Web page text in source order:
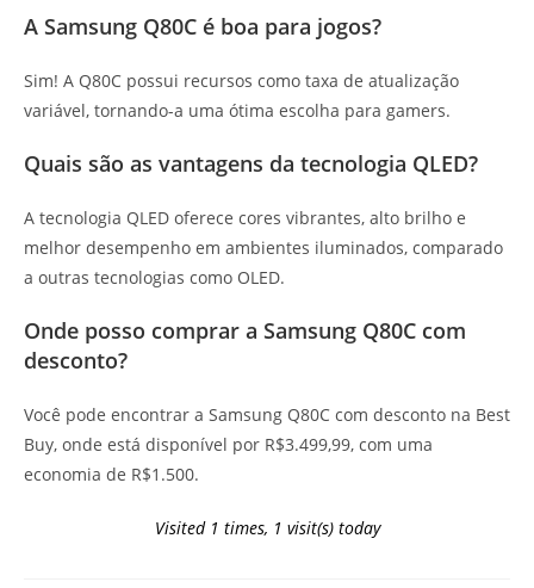
A Samsung Q80C é boa para jogos?
Sim! A Q80C possui recursos como taxa de atualização
variável, tornando-a uma ótima escolha para gamers.
Quais são as vantagens da tecnologia QLED?
A tecnologia QLED oferece cores vibrantes, alto brilho e
melhor desempenho em ambientes iluminados, comparado
a outras tecnologias como OLED.
Onde posso comprar a Samsung Q80C com
desconto?
Você pode encontrar a Samsung Q80C com desconto na Best
Buy, onde está disponível por R$3.499,99, com uma
economia de R$1.500.
Visited 1 times, 1 visit(s) today